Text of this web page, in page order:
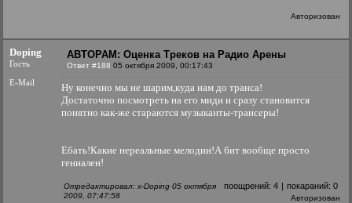
Авторизован
Doping
Гость
E-Mail
АВТОРАМ: Оценка Треков на Радио Арены
Ответ #188 05 октября 2009, 00:17:43
Ну конечно мы не шарим,куда нам до транса!
Достаточно посмотреть на его миди и сразу становится
понятно как-же стараются музыканты-трансеры!
Ебать!Какие нереальные мелодии!А бит вообще просто
гениален!
Отредактировал: x-Doping 05 октября
2009, 07:47:58
поощрений: 4 | покараний: 0
Авторизован